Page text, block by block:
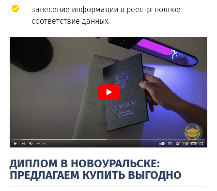
занесение информации в реестр: полное
соответствие данных.
ДИПЛОМ В НОВОУРАЛЬСКЕ:
ПРЕДЛАГАЕМ КУПИТЬ ВЫГОДНО